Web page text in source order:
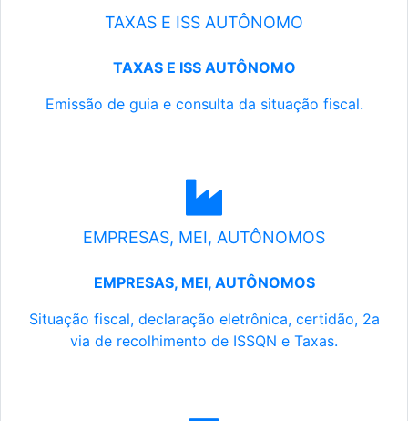
TAXAS E ISS AUTÔNOMO
TAXAS E ISS AUTÔNOMO
Emissão de guia e consulta da situação fiscal.
EMPRESAS, MEI, AUTÔNOMOS
EMPRESAS, MEI, AUTÔNOMOS
Situação fiscal, declaração eletrônica, certidão, 2a
via de recolhimento de ISSQN e Taxas.